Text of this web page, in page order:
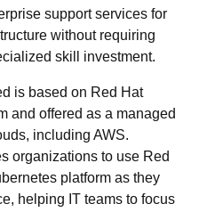
support services for
without requiring
skill investment.
is based on Red Hat
and offered as a managed
including AWS.
organizations to use Red
platform as they
helping IT teams to focus